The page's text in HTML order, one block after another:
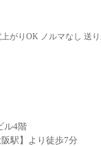
がりOK ノルマなし 送
ル4階
駅】より徒歩7分